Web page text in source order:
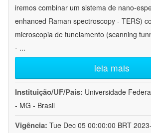
iremos combinar um sistema de nano-
enhanced Raman spectroscopy - TERS)
microscopia de tunelamento (scanning
- ...
leia mais
Instituição/UF/País: Universidade
- MG - Brasil
Vigência: Tue Dec 05 00:00:00 BRT